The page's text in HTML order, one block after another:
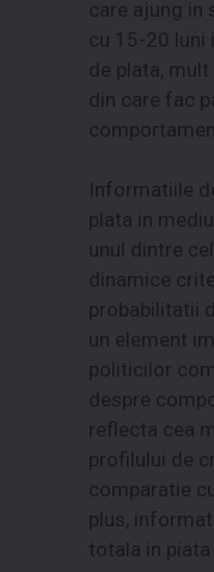
care ajung in
cu 15-20 luni
de plata,
din care fac
Informatiile
plata in
unul dintre
dinamice
probabilitatii
un element
politicilor
despre
reflecta cea
profilului de
comparatie
plus,
totala in